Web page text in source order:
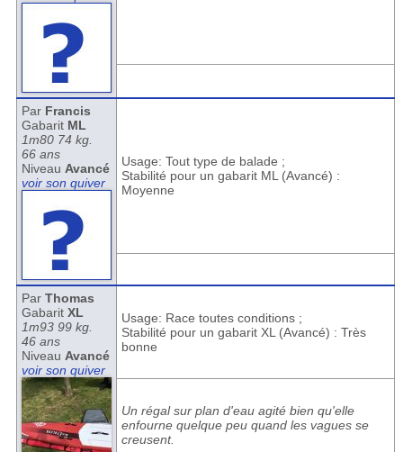
Par Francis
Gabarit ML
1m80 74 kg.
66 ans
Niveau Avancé
voir son quiver
Usage: Tout type de balade ;
Stabilité pour un gabarit ML (Avancé) :
Moyenne
Par Thomas
Gabarit XL
1m93 99 kg.
46 ans
Niveau Avancé
voir son quiver
Usage: Race toutes conditions ;
Stabilité pour un gabarit XL (Avancé) : Très
bonne
Un régal sur plan d'eau agité bien qu'elle
enfourne quelque peu quand les vagues se
creusent.